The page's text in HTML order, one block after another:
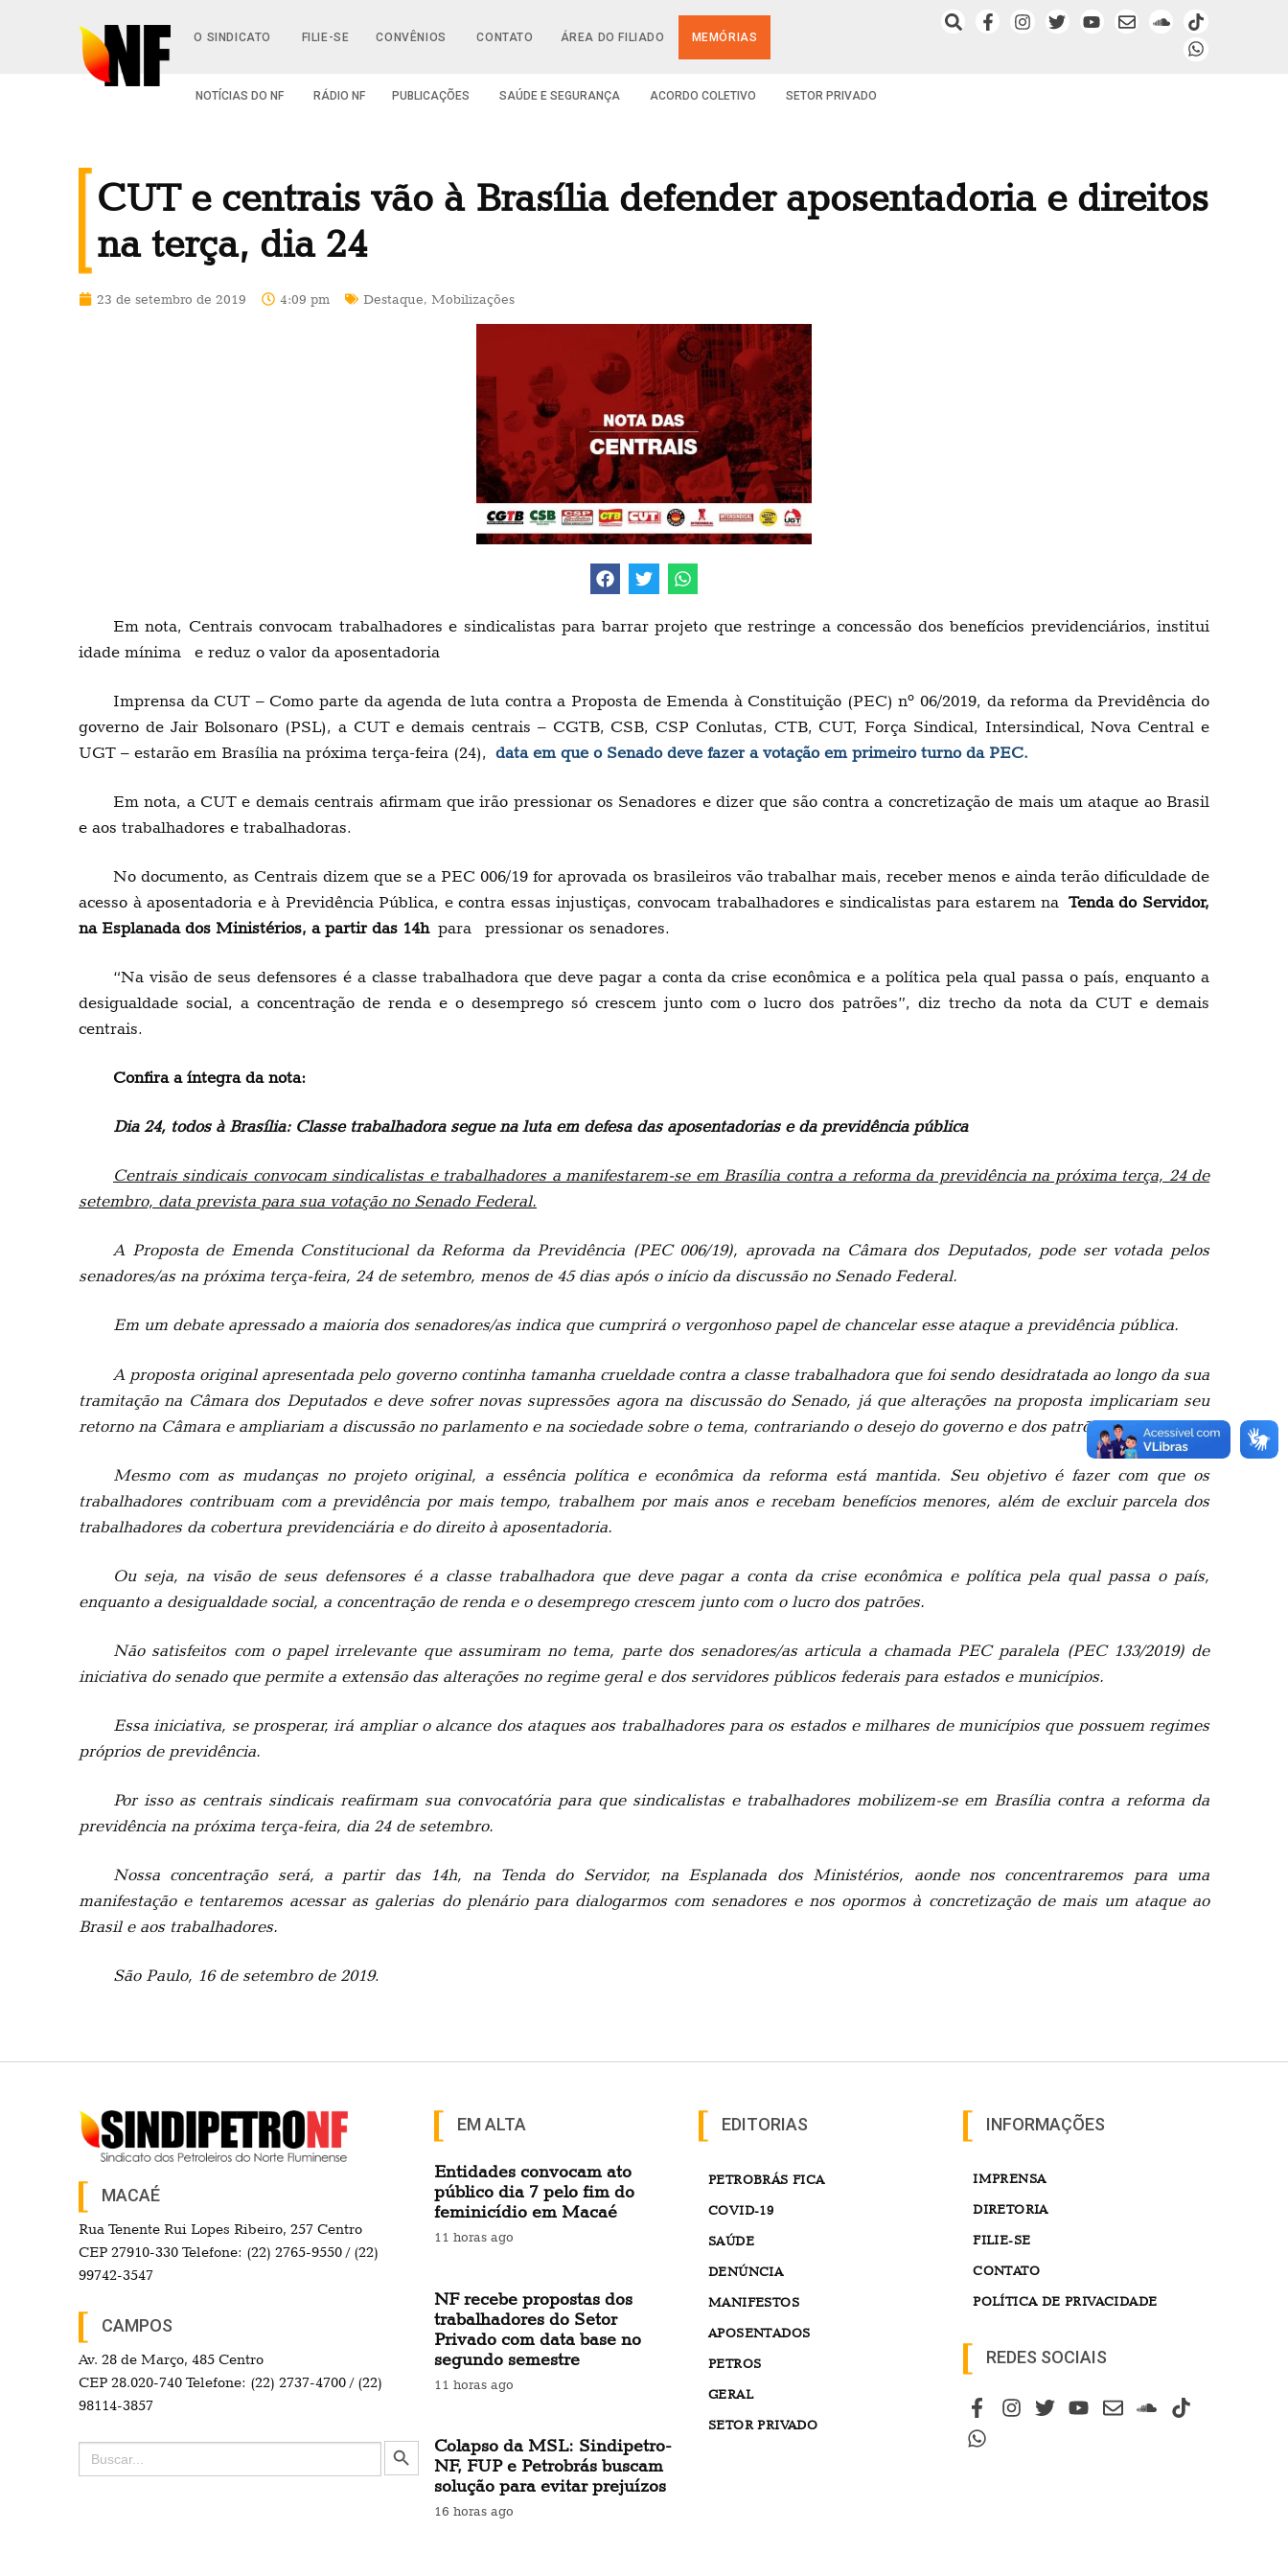
O SINDICATO FILIE-SE CONVÊNIOS CONTATO ÁREA DO FILIADO MEMÓRIAS
NOTÍCIAS DO NF RÁDIO NF PUBLICAÇÕES SAÚDE E SEGURANÇA ACORDO COLETIVO SETOR PRIVADO
CUT e centrais vão à Brasília defender aposentadoria e direitos
na terça, dia 24
23 de setembro de 2019 4:09 pm Destaque, Mobilizações
Em nota, Centrais convocam trabalhadores e sindicalistas para barrar projeto que restringe a concessão dos benefícios previdenciários, institui
idade mínima e reduz o valor da aposentadoria
Imprensa da CUT – Como parte da agenda de luta contra a Proposta de Emenda à Constituição (PEC) nº 06/2019, da reforma da Previdência do
governo de Jair Bolsonaro (PSL), a CUT e demais centrais – CGTB, CSB, CSP Conlutas, CTB, CUT, Força Sindical, Intersindical, Nova Central e
UGT – estarão em Brasília na próxima terça-feira (24), data em que o Senado deve fazer a votação em primeiro turno da PEC.
Em nota, a CUT e demais centrais afirmam que irão pressionar os Senadores e dizer que são contra a concretização de mais um ataque ao Brasil
e aos trabalhadores e trabalhadoras.
No documento, as Centrais dizem que se a PEC 006/19 for aprovada os brasileiros vão trabalhar mais, receber menos e ainda terão dificuldade de
acesso à aposentadoria e à Previdência Pública, e contra essas injustiças, convocam trabalhadores e sindicalistas para estarem na Tenda do Servidor,
na Esplanada dos Ministérios, a partir das 14hpara pressionar os senadores.
“Na visão de seus defensores é a classe trabalhadora que deve pagar a conta da crise econômica e a política pela qual passa o país, enquanto a
desigualdade social, a concentração de renda e o desemprego só crescem junto com o lucro dos patrões”, diz trecho da nota da CUT e demais
centrais.
Confira a íntegra da nota:
Dia 24, todos à Brasília: Classe trabalhadora segue na luta em defesa das aposentadorias e da previdência pública
Centrais sindicais convocam sindicalistas e trabalhadores a manifestarem-se em Brasília contra a reforma da previdência na próxima terça, 24 de
setembro, data prevista para sua votação no Senado Federal.
A Proposta de Emenda Constitucional da Reforma da Previdência (PEC 006/19), aprovada na Câmara dos Deputados, pode ser votada pelos
senadores/as na próxima terça-feira, 24 de setembro, menos de 45 dias após o início da discussão no Senado Federal.
Em um debate apressado a maioria dos senadores/as indica que cumprirá o vergonhoso papel de chancelar esse ataque a previdência pública.
A proposta original apresentada pelo governo continha tamanha crueldade contra a classe trabalhadora que foi sendo desidratada ao longo da sua
tramitação na Câmara dos Deputados e deve sofrer novas supressões agora na discussão do Senado, já que alterações na proposta implicariam seu
retorno na Câmara e ampliariam a discussão no parlamento e na sociedade sobre o tema, contrariando o desejo do governo e dos patrões.
Mesmo com as mudanças no projeto original, a essência política e econômica da reforma está mantida. Seu objetivo é fazer com que os
trabalhadores contribuam com a previdência por mais tempo, trabalhem por mais anos e recebam benefícios menores, além de excluir parcela dos
trabalhadores da cobertura previdenciária e do direito à aposentadoria.
Ou seja, na visão de seus defensores é a classe trabalhadora que deve pagar a conta da crise econômica e política pela qual passa o país,
enquanto a desigualdade social, a concentração de renda e o desemprego crescem junto com o lucro dos patrões.
Não satisfeitos com o papel irrelevante que assumiram no tema, parte dos senadores/as articula a chamada PEC paralela (PEC 133/2019) de
iniciativa do senado que permite a extensão das alterações no regime geral e dos servidores públicos federais para estados e municípios.
Essa iniciativa, se prosperar, irá ampliar o alcance dos ataques aos trabalhadores para os estados e milhares de municípios que possuem regimes
próprios de previdência.
Por isso as centrais sindicais reafirmam sua convocatória para que sindicalistas e trabalhadores mobilizem-se em Brasília contra a reforma da
previdência na próxima terça-feira, dia 24 de setembro.
Nossa concentração será, a partir das 14h, na Tenda do Servidor, na Esplanada dos Ministérios, aonde nos concentraremos para uma
manifestação e tentaremos acessar as galerias do plenário para dialogarmos com senadores e nos opormos à concretização de mais um ataque ao
Brasil e aos trabalhadores.
São Paulo, 16 de setembro de 2019.
MACAÉ
Rua Tenente Rui Lopes Ribeiro, 257 Centro
CEP 27910-330 Telefone: (22) 2765-9550 / (22)
99742-3547
CAMPOS
Av. 28 de Março, 485 Centro
CEP 28.020-740 Telefone: (22) 2737-4700 / (22)
98114-3857
Search
for:
Search Button
EM ALTA
Entidades convocam ato
público dia 7 pelo fim do
feminicídio em Macaé
11 horas ago
NF recebe propostas dos
trabalhadores do Setor
Privado com data base no
segundo semestre
11 horas ago
Colapso da MSL: Sindipetro-
NF, FUP e Petrobrás buscam
solução para evitar prejuízos
16 horas ago
EDITORIAS
PETROBRÁS FICA
COVID-19
SAÚDE
DENÚNCIA
MANIFESTOS
APOSENTADOS
PETROS
GERAL
SETOR PRIVADO
INFORMAÇÕES
IMPRENSA
DIRETORIA
FILIE-SE
CONTATO
POLÍTICA DE PRIVACIDADE
REDES SOCIAIS